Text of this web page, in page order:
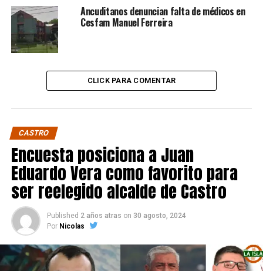
Ancuditanos denuncian falta de médicos en
Cesfam Manuel Ferreira
CLICK PARA COMENTAR
CASTRO
Encuesta posiciona a Juan
Eduardo Vera como favorito para
ser reelegido alcalde de Castro
Published 2 años atras on 30 agosto, 2024
Por Nicolas